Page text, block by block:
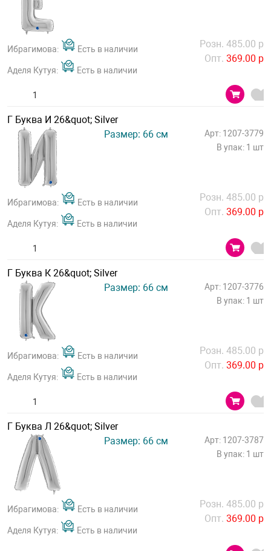
Ибрагимова: Есть в наличии
Аделя Кутуя: Есть в наличии
Розн. 485.00 р
Опт. 369.00 р
Г Буква И 26&quot; Silver
Размер: 66 см
Арт: 1207-3779
В упак: 1 шт
Ибрагимова: Есть в наличии
Аделя Кутуя: Есть в наличии
Розн. 485.00 р
Опт. 369.00 р
Г Буква К 26&quot; Silver
Размер: 66 см
Арт: 1207-3776
В упак: 1 шт
Ибрагимова: Есть в наличии
Аделя Кутуя: Есть в наличии
Розн. 485.00 р
Опт. 369.00 р
Г Буква Л 26&quot; Silver
Размер: 66 см
Арт: 1207-3787
В упак: 1 шт
Ибрагимова: Есть в наличии
Аделя Кутуя: Есть в наличии
Розн. 485.00 р
Опт. 369.00 р